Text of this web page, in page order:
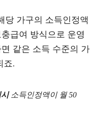
당 가구의 소득인정액
급여 방식으로 운영
같은 소득 수준의 가
죠.
소득인정액이 월 50